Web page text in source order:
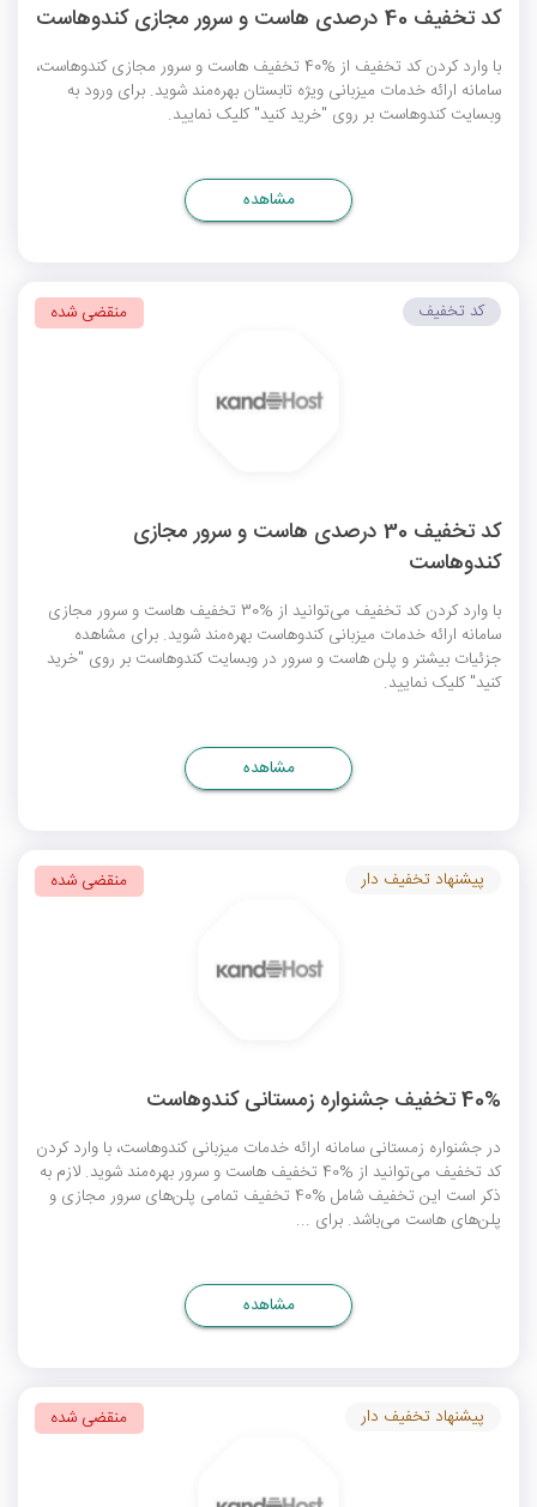
کد تخفیف 40 درصدی هاست و سرور مجازی کندوهاست
با وارد کردن کد تخفیف از %40 تخفیف هاست و سرور مجازی کندوهاست،
سامانه ارائه خدمات میزبانی ویژه تابستان بهره‌مند شوید. برای ورود به
وبسایت کندوهاست بر روی "خرید کنید" کلیک نمایید.
مشاهده
کد تخفیف 30 درصدی هاست و سرور مجازی
کندوهاست
با وارد کردن کد تخفیف می‌توانید از %30 تخفیف هاست و سرور مجازی
سامانه ارائه خدمات میزبانی کندوهاست بهره‌مند شوید. برای مشاهده
جزئیات بیشتر و پلن هاست و سرور در وبسایت کندوهاست بر روی "خرید
کنید" کلیک نمایید.
کد تخفیف منقضی شده
مشاهده
40% تخفیف جشنواره زمستانی کندوهاست
در جشنواره زمستانی سامانه ارائه خدمات میزبانی کندوهاست، با وارد کردن
کد تخفیف می‌توانید از %40 تخفیف هاست و سرور بهره‌مند شوید. لازم به
ذکر است این تخفیف شامل %40 تخفیف تمامی پلن‌های سرور مجازی و
پلن‌های هاست می‌باشد. برای ...
پیشنهاد تخفیف دار منقضی شده
مشاهده
پیشنهاد تخفیف دار منقضی شده